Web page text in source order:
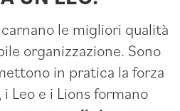
le migliori qualità
organizzazione. Sono
in pratica la forza
Leo e i Lions formano